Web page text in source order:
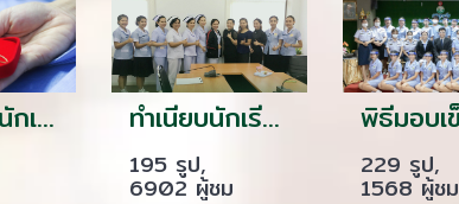
พิธีรับเข็มนักเรียนรุ่น 14 ทำเนียบนักเรียนฝึกงาน เดอะแคร์การบริบาลอุบล
195 รูป,
6902 ผู้ชม
229 รูป,
1568 ผู้ชม